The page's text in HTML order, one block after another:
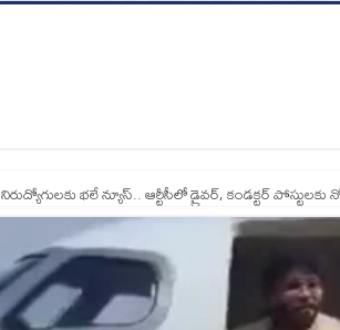
నిరుద్యోగులకు భలే న్యూస్.. ఆర్టీసీలో డ్రైవర్, కండక్టర్‌